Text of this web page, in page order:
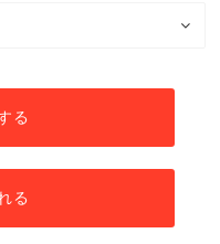
る
る